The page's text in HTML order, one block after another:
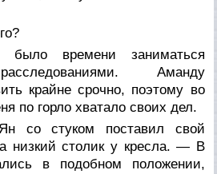
времени заниматься
Аманду
крайне срочно, поэтому во
по горло хватало своих дел.
стуком поставил свой
низкий столик у кресла. — В
в подобном положении,